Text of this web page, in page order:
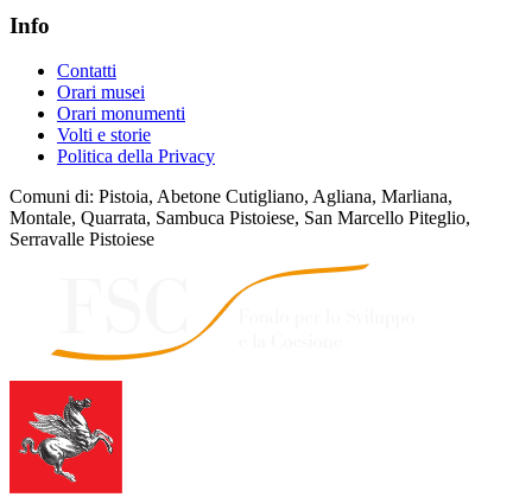
Info
Contatti
Orari musei
Orari monumenti
Volti e storie
Politica della Privacy
Comuni di: Pistoia, Abetone Cutigliano, Agliana, Marliana,
Montale, Quarrata, Sambuca Pistoiese, San Marcello Piteglio,
Serravalle Pistoiese